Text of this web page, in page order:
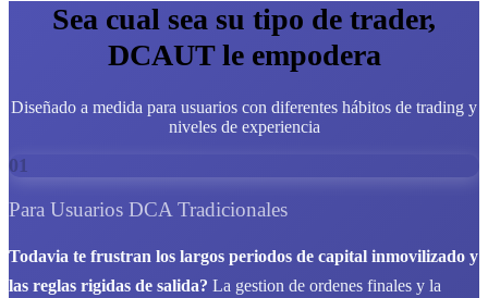
Sea cual sea su tipo de trader,
DCAUT le empodera
Diseñado a medida para usuarios con diferentes hábitos de trading y
niveles de experiencia
01
Para Usuarios DCA Tradicionales
Todavia te frustran los largos periodos de capital inmovilizado y
las reglas rigidas de salida? La gestion de ordenes finales y la